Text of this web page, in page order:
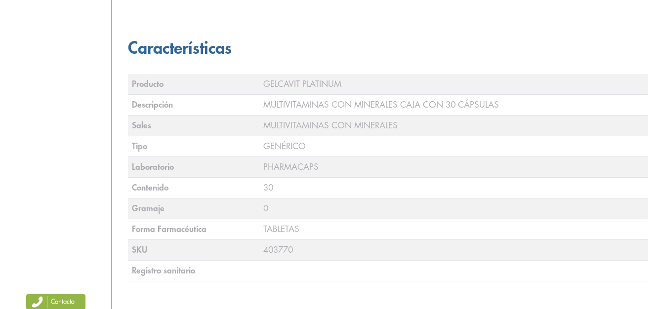
Características
Producto GELCAVIT PLATINUM
Descripción MULTIVITAMINAS CON MINERALES CAJA CON 30 CÁPSULAS
Sales MULTIVITAMINAS CON MINERALES
Tipo GENÉRICO
Laboratorio PHARMACAPS
Contenido 30
Gramaje 0
Forma Farmacéutica TABLETAS
SKU 403770
Registro sanitario